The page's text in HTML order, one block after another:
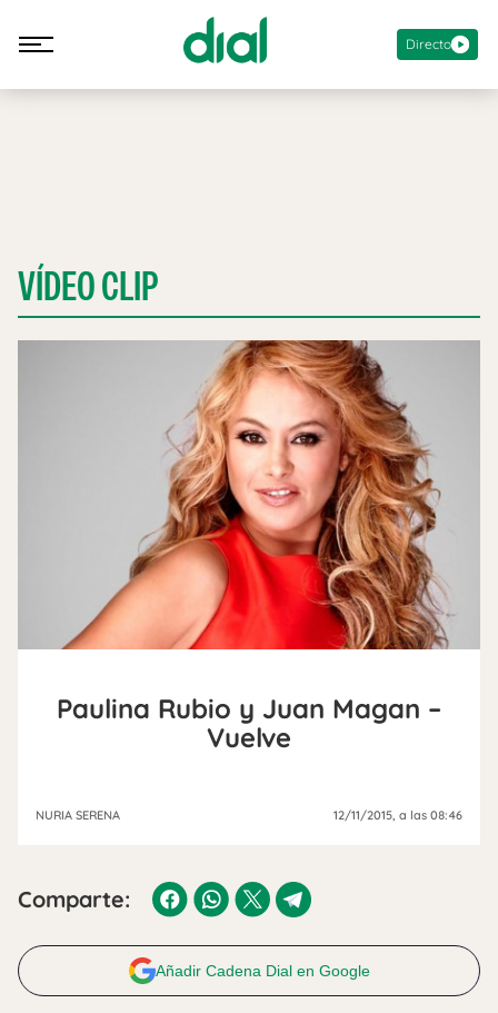
Directo
VÍDEO CLIP
Paulina Rubio y Juan Magan –
Vuelve
NURIA SERENA 12/11/2015 , a las 08:46
Comparte:
Añadir Cadena Dial en Google